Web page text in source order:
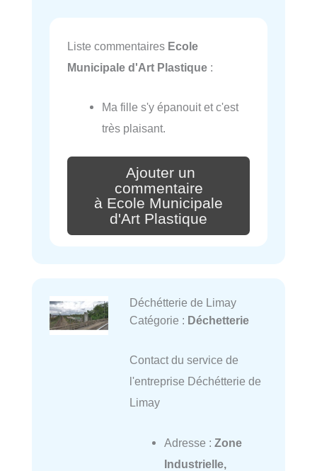
Liste commentaires Ecole
Municipale d'Art Plastique :
Ma fille s'y épanouit et c'est
très plaisant.
Ajouter un
commentaire
à Ecole Municipale
d'Art Plastique
Déchétterie de Limay
Catégorie : Déchetterie
Contact du service de
l'entreprise Déchétterie de
Limay
Adresse : Zone
Industrielle,